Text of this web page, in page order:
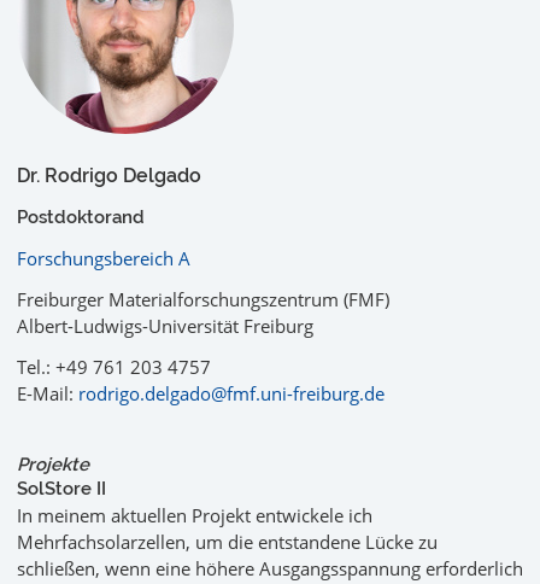
Dr. Rodrigo Delgado
Postdoktorand
Forschungsbereich A
Freiburger Materialforschungszentrum (FMF)
Albert-Ludwigs-Universität Freiburg
Tel.: +49 761 203 4757
E-Mail: rodrigo.delgado@fmf.uni-freiburg.de
Projekte
SolStore II
In meinem aktuellen Projekt entwickele ich
Mehrfachsolarzellen, um die entstandene Lücke zu
schließen, wenn eine höhere Ausgangsspannung erforderlich